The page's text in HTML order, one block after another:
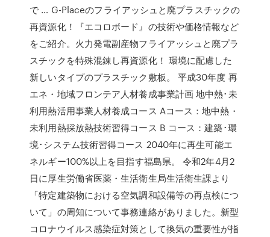
で … G-Placeのフライアッシュと廃プラスチックの
再資源化！『エコロボード』の技術や価格情報など
をご紹介。火力発電副産物フライアッシュと廃プラ
スチックを特殊混錬し再資源化！ 環境に配慮した
新しいタイプのプラスチック敷板。 平成30年度 再
エネ・地域フロンテア人材養成事業計画 地中熱･未
利用熱活用事業人材養成コース Aコース：地中熱・
未利用熱採放熱技術習得コース B コース：建築･環
境･システム技術習得コース 2040年に再生可能エ
ネルギー100%以上を目指す福島県。 令和2年4月2
日に厚生労働省医薬・生活衛生局生活衛生課より
「特定建築物における空気調和設備等の再点検につ
いて」の周知について事務連絡がありました。新型
コロナウイルス感染症対策として換気の重要性が指